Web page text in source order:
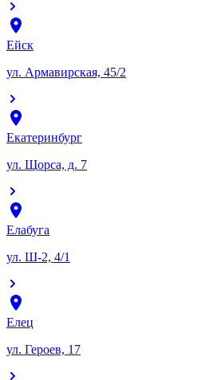
Ейск
ул. Армавирская, 45/2
Екатеринбург
ул. Щорса, д. 7
Елабуга
ул. Ш-2, 4/1
Елец
ул. Героев, 17